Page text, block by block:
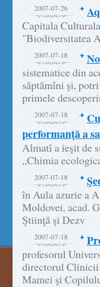
2007-07-26
Capitala
"Biodiversitatea
2007-07-18
sistematice din
săptămîni şi,
primele
2007-07-18
performanţă a
Almatî a ieşit de
„Chimia
2007-07-18
în Aula azurie a
Moldovei, acad.
Ştiinţă şi Dezv
2007-07-18
profesorul
directorul Clinicii
Mamei şi